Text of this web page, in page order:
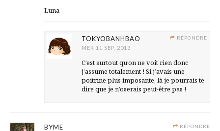
Luna
RÉPONDRE
TOKYOBANHBAO
MER 11 SEP, 2013
C’est surtout qu’on ne voit rien donc
j’assume totalement ! Si j’avais une
poitrine plus imposante, là je pourrais te
dire que je n’oserais peut-être pas !
RÉPONDRE
BYME